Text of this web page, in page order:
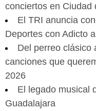
conciertos en Ciudad
El TRI anuncia
Deportes con Adicto
Del perreo clásico
canciones que
2026
El legado musical
Guadalajara